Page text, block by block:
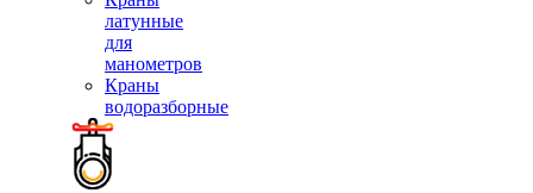
латунные
для
манометров
Краны
водоразборные